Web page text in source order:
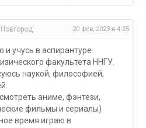
20 фев, 2023 в 4:25
и учусь в аспирантуре
факультета ННГУ.
наукой, философией,
аниме, фэнтези,
фильмы и сериалы)
время играю в